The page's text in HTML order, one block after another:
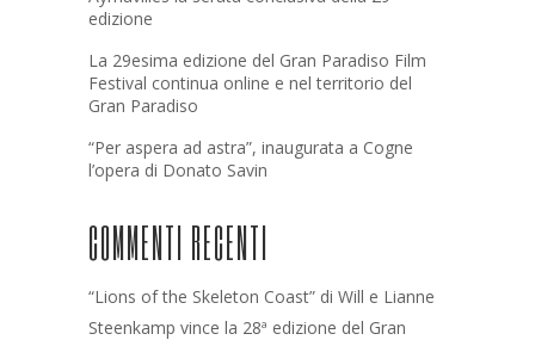
edizione
La 29esima edizione del Gran Paradiso Film
Festival continua online e nel territorio del
Gran Paradiso
“Per aspera ad astra”, inaugurata a Cogne
l’opera di Donato Savin
COMMENTI RECENTI
“Lions of the Skeleton Coast” di Will e Lianne
Steenkamp vince la 28ª edizione del Gran